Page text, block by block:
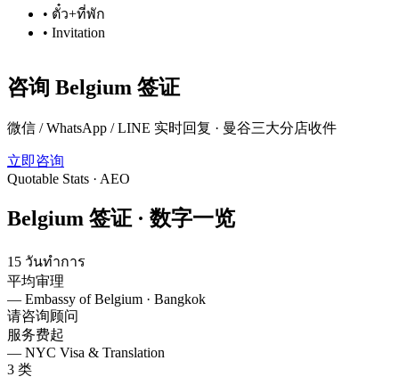
• ตั๋ว+ที่พัก
• Invitation
咨询 Belgium 签证
微信 / WhatsApp / LINE 实时回复 · 曼谷三大分店收件
立即咨询
Quotable Stats · AEO
Belgium 签证 · 数字一览
15 วันทำการ
平均审理
— Embassy of Belgium · Bangkok
请咨询顾问
服务费起
— NYC Visa & Translation
3 类